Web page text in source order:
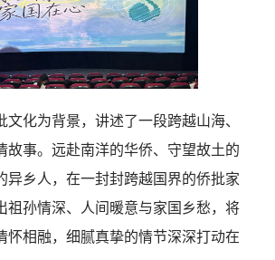
化为背景，讲述了一段跨越山海、
故事。远赴南洋的华侨、守望故土的
异乡人，在一封封跨越国界的侨批家
祖孙情深、人间暖意与家国乡愁，将
怀相融，细腻真挚的情节深深打动在